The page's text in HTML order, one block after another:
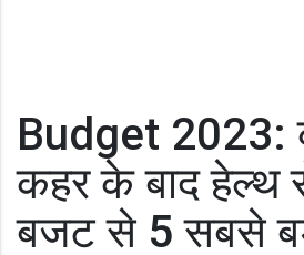
Budget 2023:
कहर के बाद हेल्थ
बजट से 5 सबसे